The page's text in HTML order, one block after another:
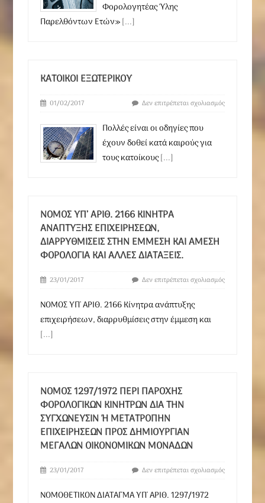
Φορολογητέας Ύλης
Παρελθόντων Ετών»[...]
ΚΑΤΟΙΚΟΙ ΕΞΩΤΕΡΙΚΟΥ
01/02/2017 Δεν επιτρέπεται σχολιασμός
Πολλές είναι οι οδηγίες που
έχουν δοθεί κατά καιρούς για
τους κατοίκους[...]
ΝΟΜΟΣ ΥΠ’ ΑΡΙΘ. 2166 ΚΊΝΗΤΡΑ
ΑΝΆΠΤΥΞΗΣ ΕΠΙΧΕΙΡΉΣΕΩΝ,
ΔΙΑΡΡΥΘΜΊΣΕΙΣ ΣΤΗΝ ΈΜΜΕΣΗ ΚΑΙ ΆΜΕΣΗ
ΦΟΡΟΛΟΓΊΑ ΚΑΙ ΆΛΛΕΣ ΔΙΑΤΆΞΕΙΣ.
23/01/2017 Δεν επιτρέπεται σχολιασμός
ΝΟΜΟΣ ΥΠ' ΑΡΙΘ. 2166 Κίνητρα ανάπτυξης
επιχειρήσεων, διαρρυθμίσεις στην έμμεση και
[...]
ΝΟΜΟΣ 1297/1972 ΠΕΡΊ ΠΑΡΟΧΉΣ
ΦΟΡΟΛΟΓΙΚΏΝ ΚΙΝΉΤΡΩΝ ΔΙΑ ΤΗΝ
ΣΥΓΧΏΝΕΥΣΙΝ Ή ΜΕΤΑΤΡΟΠΉΝ Ε
ΠΙΧΕΙΡΉΣΕΩΝ ΠΡΟΣ ΔΗΜΙΟΥΡΓΊΑΝ Μ
ΕΓΆΛΩΝ ΟΙΚΟΝΟΜΙΚΏΝ ΜΟΝΆΔΩΝ
23/01/2017 Δεν επιτρέπεται σχολιασμός
ΝΟΜΟΘΕΤΙΚΟΝ ΔΙΑΤΑΓΜΑ ΥΠ' ΑΡΙΘ. 1297/1972